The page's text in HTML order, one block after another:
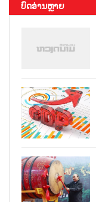
ບົດອ່ານຫຼາຍ